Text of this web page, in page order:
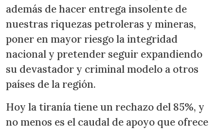
además de hacer entrega insolente de
nuestras riquezas petroleras y mineras,
poner en mayor riesgo la integridad
nacional y pretender seguir expandiendo
su devastador y criminal modelo a otros
países de la región.
Hoy la tiranía tiene un rechazo del 85%, y
no menos es el caudal de apoyo que ofrece